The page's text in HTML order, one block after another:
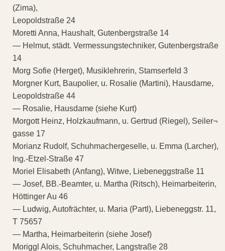
(Zima),
Leopoldstraße 24
Moretti Anna, Haushalt, Gutenbergstraße 14
— Helmut, städt. Vermessungstechniker, Gutenbergstraße
14
Morg Sofie (Herget), Musiklehrerin, Stamserfeld 3
Morgner Kurt, Baupolier, u. Rosalie (Martini), Hausdame,
Leopoldstraße 44
— Rosalie, Hausdame (siehe Kurt)
Morgott Heinz, Holzkaufmann, u. Gertrud (Riegel), Seiler¬
gasse 17
Morianz Rudolf, Schuhmachergeselle, u. Emma (Larcher),
Ing.-Etzel-Straße 47
Moriel Elisabeth (Anfang), Witwe, Liebeneggstraße 11
— Josef, BB.-Beamter, u. Martha (Ritsch), Heimarbeiterin,
Höttinger Au 46
— Ludwig, Autofrächter, u. Maria (Partl), Liebeneggstr. 11,
T 75657
— Martha, Heimarbeiterin (siehe Josef)
Moriggl Alois, Schuhmacher, Langstraße 28